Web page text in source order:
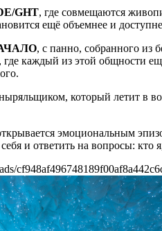
GHT, где совмещаются
ещё объемнее и
, с панно, собранного
где каждый из этой
который летит в
эмоциональным
и ответить на вопросы: кто